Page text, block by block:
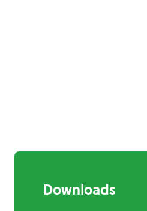
Downloads